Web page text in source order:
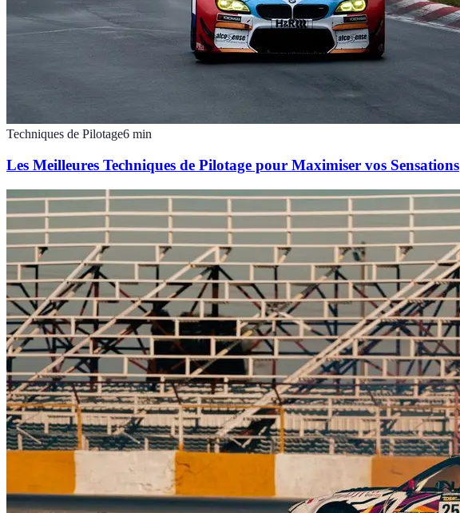
Techniques de Pilotage6 min
Les Meilleures Techniques de Pilotage pour Maximiser vos Sensations